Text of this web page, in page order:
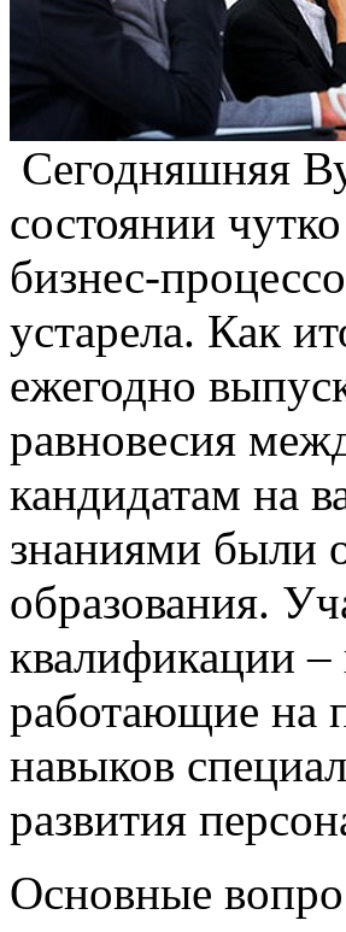
Сегодняшняя
состоянии
бизнес-
устарела. Как
ежегодно
равновесия
кандидатам на
знаниями были
образования.
квалификации
работающие на
навыков
развития
Основные